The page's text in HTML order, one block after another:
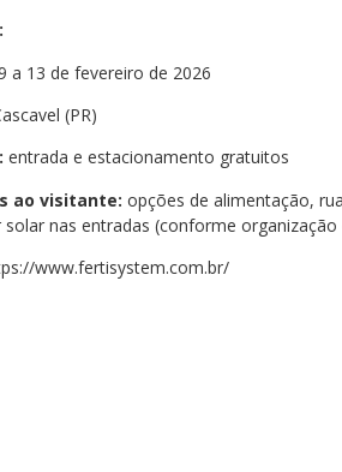
a 13 de fevereiro de 2026
(PR)
entrada e estacionamento gratuitos
ao visitante: opções de alimentação,
nas entradas (conforme organização
www.fertisystem.com.br/